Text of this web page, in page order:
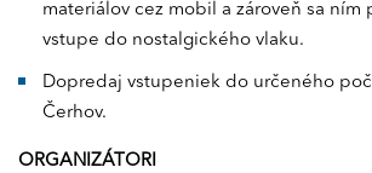
materiálov cez mobil a zároveň sa ním
vstupe do nostalgického vlaku.
Dopredaj vstupeniek do určeného
Čerhov.
ORGANIZÁTORI